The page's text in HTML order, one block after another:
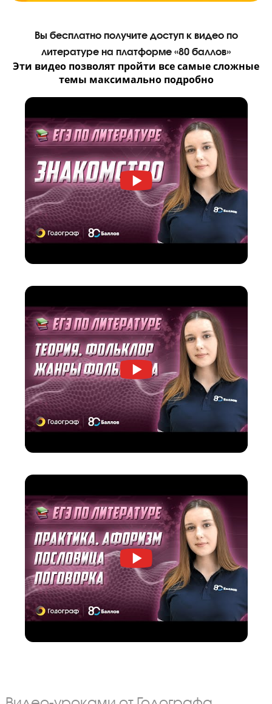
Выберите филиал
Я даю согласие наобработку персональных данных
принимаюполитику конфиденциальности
Я согласен получать
рекламные и информационные сообщения
Эти видео позволят пройти все самые
темы максимально подробно